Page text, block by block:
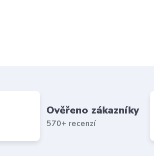
Ověřeno zákazníky
570+ recenzí